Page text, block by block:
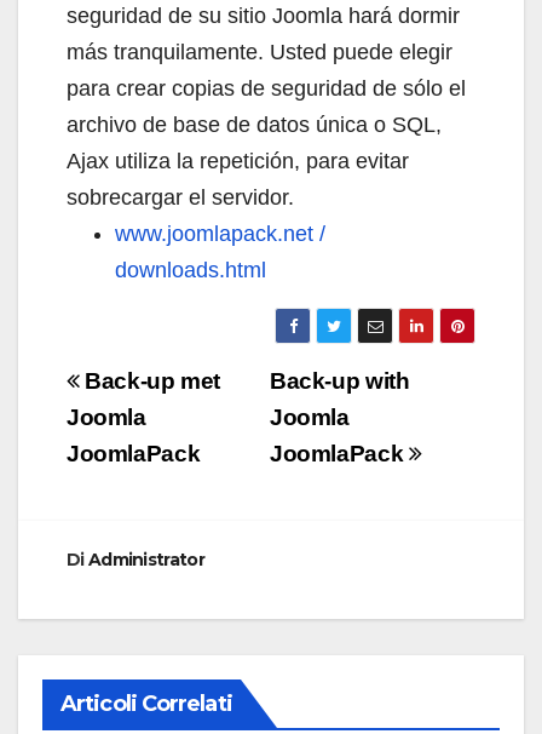
seguridad de su sitio Joomla hará dormir
más tranquilamente. Usted puede elegir
para crear copias de seguridad de sólo el
archivo de base de datos única o SQL,
Ajax utiliza la repetición, para evitar
sobrecargar el servidor.
www.joomlapack.net /
downloads.html
Navigazione
articoli
Back-up with
Joomla
JoomlaPack
Back-up met
Joomla
JoomlaPack
DiAdministrator
Articoli Correlati